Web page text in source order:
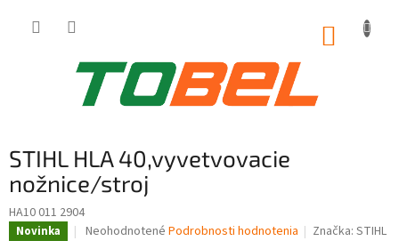
STIHL HLA 40,vyvetvovacie
nožnice/stroj
HA10 011 2904
Novinka
Priemerné
Neohodnotené Podrobnosti hodnotenia Značka:STIHL